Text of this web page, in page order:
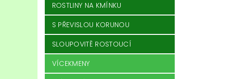
ROSTLINY NA KMÍNKU
S PŘEVISLOU KORUNOU
SLOUPOVITĚ ROSTOUCÍ
VÍCEKMENY